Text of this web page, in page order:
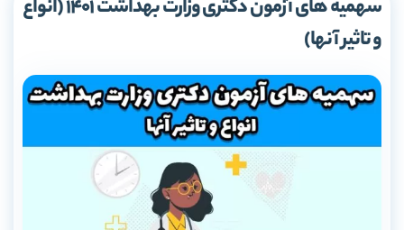
سهمیه های آزمون دکتری وزارت بهداشت 1401 (انواع
و تاثیر آنها)